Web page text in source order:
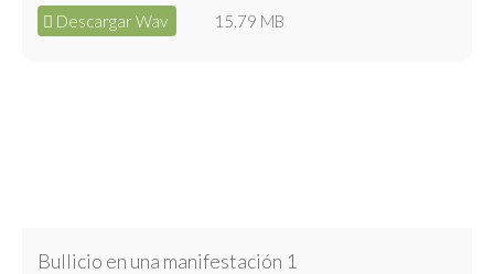
Descargar Wav 15.79 MB
Bullicio en una manifestación 1